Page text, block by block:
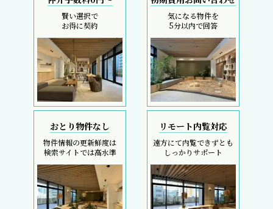
賢い選択で
お得に契約
気になる物件を
5分以内で回答
おとり物件なし
物件情報の更新鮮度は
検索サイトでは高水準
リモート内覧対応
遠方にて内覧できずとも
しっかりサポート